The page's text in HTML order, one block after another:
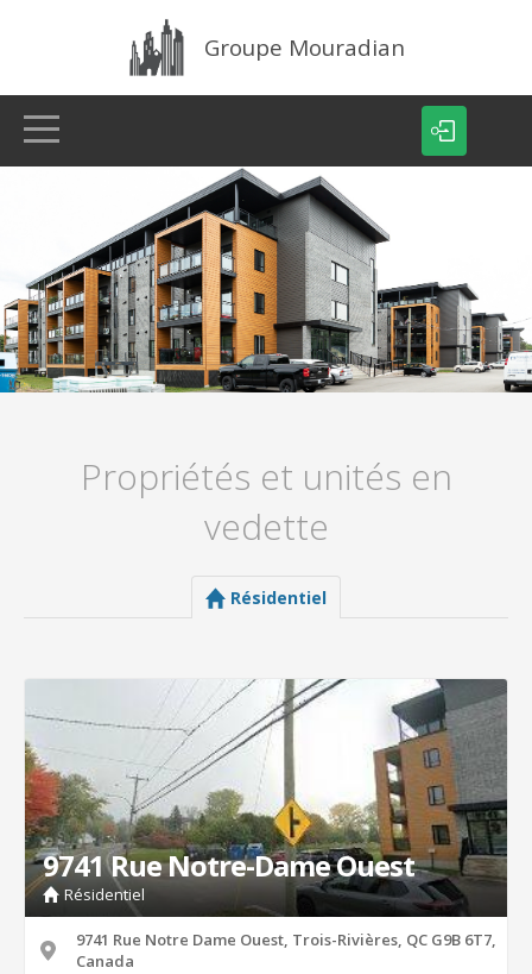
Groupe Mouradian
ACCUEIL
ANNONCES
À PROPOS
Propriétés et unités en
vedette
Résidentiel
9741 Rue Notre-Dame Ouest
Résidentiel
9741 Rue Notre Dame Ouest, Trois-Rivières, QC G9B 6T7,
Canada